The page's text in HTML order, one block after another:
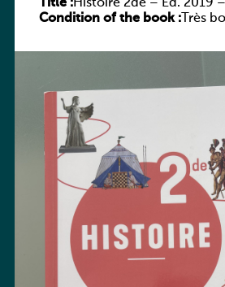
Title :Histoire 2de – Éd. 2019
Condition of the book :Très